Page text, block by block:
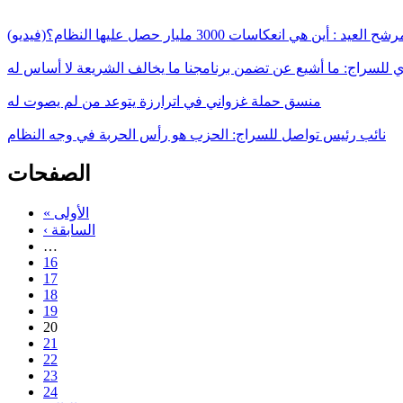
هي انعكاسات 3000 مليار حصل عليها النظام؟(فيديو)
ما أشيع عن تضمن برنامجنا ما يخالف الشريعة لا أساس له
منسق حملة غزواني في اترارزة يتوعد من لم يصوت له
نائب رئيس تواصل للسراج: الحزب هو رأس الحربة في وجه النظام
الصفحات
« الأولى
‹ السابقة
…
16
17
18
19
20
21
22
23
24